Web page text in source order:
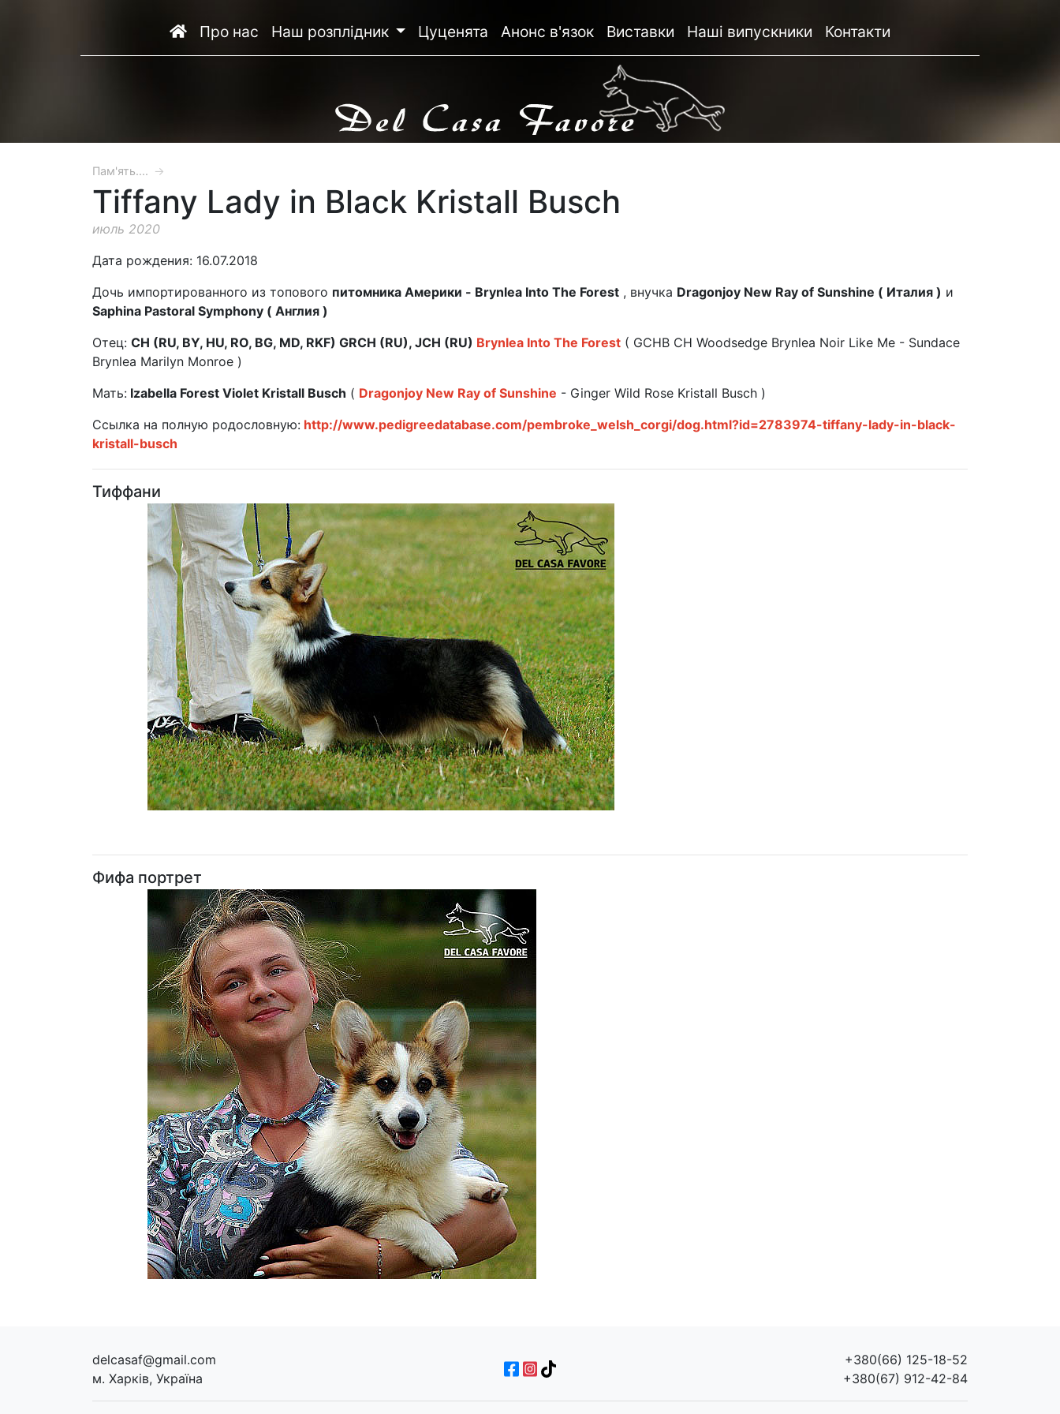
Про нас Наш розплідник Цуценята Анонс в'язок Виставки Наші випускники Контакти
Пам'ять.... →
Tiffany Lady in Black Kristall Busch
июль 2020
Дата рождения: 16.07.2018
Дочь импортированного из топового питомника Америки - Brynlea Into The Forest , внучка Dragonjoy New Ray of Sunshine ( Италия ) и
Saphina Pastoral Symphony ( Англия )
Отец: CH (RU, BY, HU, RO, BG, MD, RKF) GRCH (RU), JCH (RU) Brynlea Into The Forest ( GCHB CH Woodsedge Brynlea Noir Like Me - Sundace
Brynlea Marilyn Monroe )
Мать: Izabellа Forest Violet Kristall Busch ( Dragonjoy New Ray of Sunshine - Ginger Wild Rose Kristall Busch )
Ссылка на полную родословную: http://www.pedigreedatabase.com/pembroke_welsh_corgi/dog.html?id=2783974-tiffany-lady-in-black-
kristall-busch
Тиффани
Фифа портрет
delcasaf@gmail.com
м. Харків, Україна
+380(66) 125-18-52
+380(67) 912-42-84